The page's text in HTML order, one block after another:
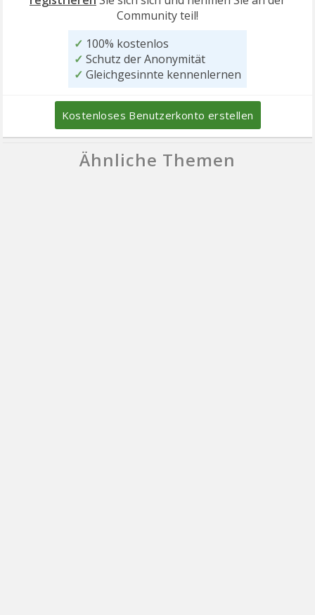
Community teil!
✓ 100% kostenlos
✓ Schutz der Anonymität
✓ Gleichgesinnte kennenlernen
Kostenloses Benutzerkonto erstellen
Ähnliche Themen